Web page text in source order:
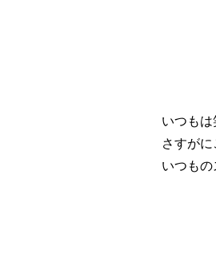
いつも
さすがに
いつも